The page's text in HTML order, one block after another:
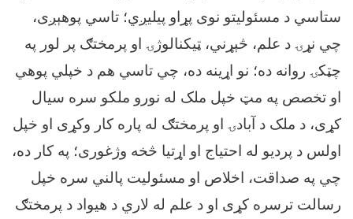
ستاسي د مسئولیتو نوی پړاو پیليږي؛ تاسي پوهېږی،
چي نړۍ د علم، څېړني، ټیکنالوژۍ او پرمختګ پر لور په
چټکۍ روانه ده؛ نو اړینه ده، چي تاسي هم د خپلي پوهي
او تخصص په مټ خپل ملک له نورو ملکو سره سیال
کړی، د ملک د آبادۍ او پرمختګ له پاره کار وکړی او خپل
اولس د پردیو له احتیاج او اړتیا څخه وژغوری؛ په کار ده،
چي په صداقت، اخلاص او مسئولیت ‌پالني سره خپل
رسالت ترسره کړی او د علم له لاري د هیواد د پرمختګ